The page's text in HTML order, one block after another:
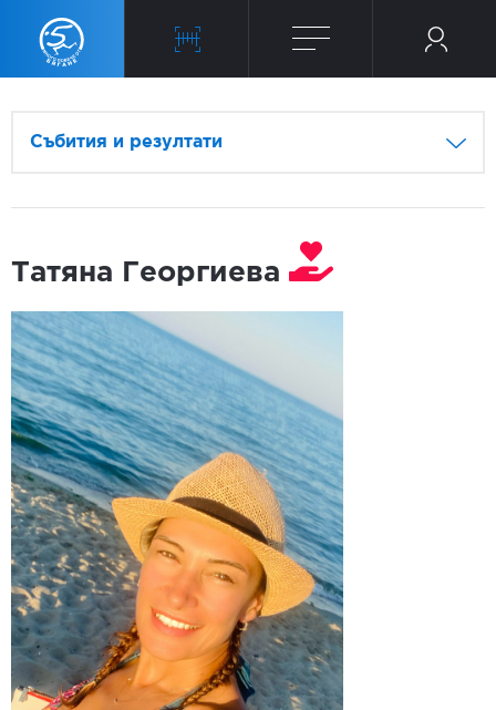
Събития и резултати
Татяна Георгиева